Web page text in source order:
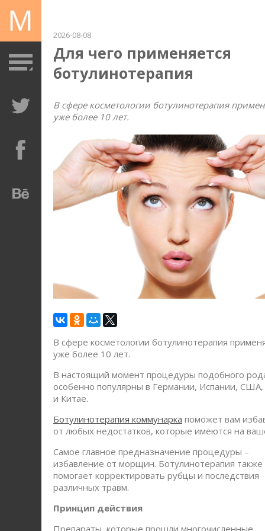
2026-08-08
Для чего применяется
ботулинотерапия
В сфере косметологии ботулинотерапия
уже более 10 лет.
В сфере косметологии ботулинотерапия
уже более 10 лет.
В настоящий момент процедуры подобного
особенно популярны в Германии, Испании, США,
и Китае.
Ботулинотерапия коммунарка поможет вам
от любых недостатков, которые имеются на
Самое главное предназначение процедуры –
избавление от морщин. Ботулинотерапия также
помогает корректировать рубцы и последствия
различных травм.
Принцип действия